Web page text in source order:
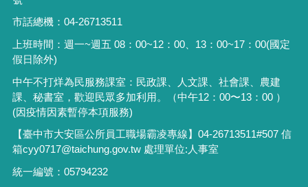
市話總機：04-26713511
上班時間：週一~週五 08：00~12：00、13：00~17：00(國定
假日除外)
中午不打烊為民服務課室：民政課、人文課、社會課、農建
課、秘書室，歡迎民眾多加利用。（中午12：00〜13：00 ）
(因疫情因素暫停本項服務)
【臺中市大安區公所員工職場霸凌專線】04-26713511#507 信
箱cyy0717@taichung.gov.tw 處理單位:人事室
統一編號：05794232